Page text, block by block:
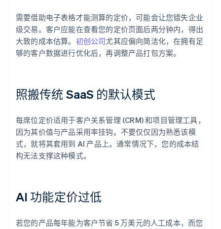
需要借助电子表格才能测算的定价，可能会让您错失企业
级交易。客户应能在查看您的定价页面后两分钟内，得出
大致的成本估算。 初创公司尤其应偏向简洁化，在拥有足
够的客户数据进行优化后，再调整产品打包方案。
照搬传统 SaaS 的默认模式
每席位定价适用于客户关系管理 (CRM) 和项目管理工具，
因为其价值与产品采用率挂钩。不要仅仅因为熟悉该模
式，就将其套用到 AI 产品上。通常情况下，您的成本结
构无法支撑这种模式。
AI 功能定价过低
若您的产品每年能为客户节省 5 万美元的人工成本，而您